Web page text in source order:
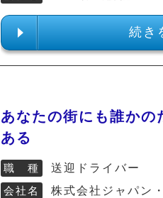
続き
あなたの街にも誰かの
ある
職 種
送迎ドライバー
会社名
株式会社ジャパン